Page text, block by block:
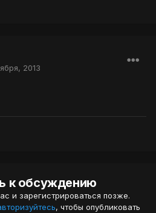
2013
к обсуждению
и зарегистрироваться позже.
, чтобы опубликовать